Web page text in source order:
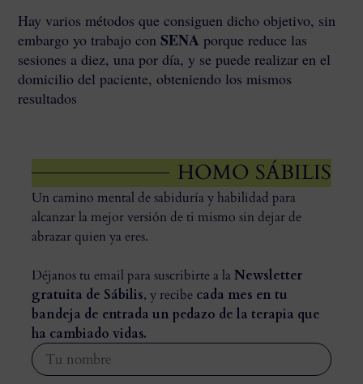
Hay varios métodos que consiguen dicho objetivo, sin
embargo yo trabajo con SENA porque reduce las
sesiones a diez, una por día, y se puede realizar en el
domicilio del paciente, obteniendo los mismos
resultados
HOMO SÁBILIS
Un camino mental de sabiduría y habilidad para
alcanzar la mejor versión de ti mismo sin dejar de
abrazar quien ya eres.
Déjanos tu email para suscribirte a la Newsletter
gratuita de Sábilis, y recibe cada mes en tu
bandeja de entrada un pedazo de la terapia que
ha cambiado vidas.